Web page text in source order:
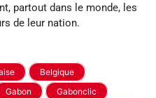
partout dans le monde, les
de leur nation.
Belgique
Gabon
Gabonclic